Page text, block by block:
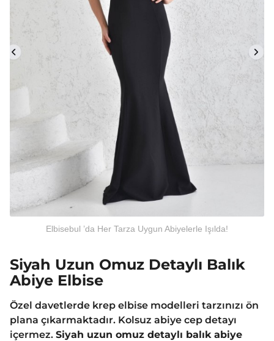
Elbisebul ’da Her Tarza Uygun Abiyelerle Işılda!
Siyah Uzun Omuz Detaylı Balık
Abiye Elbise
Özel davetlerde krep elbise modelleri tarzınızı ön
plana çıkarmaktadır. Kolsuz abiye cep detayı
içermez. Siyah uzun omuz detaylı balık abiye